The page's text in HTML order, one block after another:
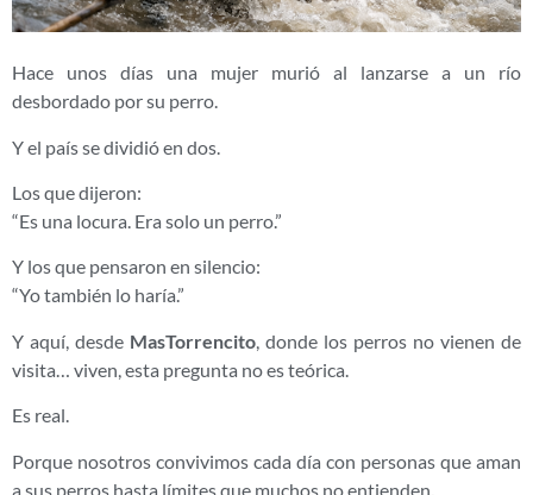
Hace unos días una mujer murió al lanzarse a un río
desbordado por su perro.
Y el país se dividió en dos.
Los que dijeron:
“Es una locura. Era solo un perro.”
Y los que pensaron en silencio:
“Yo también lo haría.”
Y aquí, desde MasTorrencito , donde los perros no vienen de
visita… viven, esta pregunta no es teórica.
Es real.
Porque nosotros convivimos cada día con personas que aman
a sus perros hasta límites que muchos no entienden.